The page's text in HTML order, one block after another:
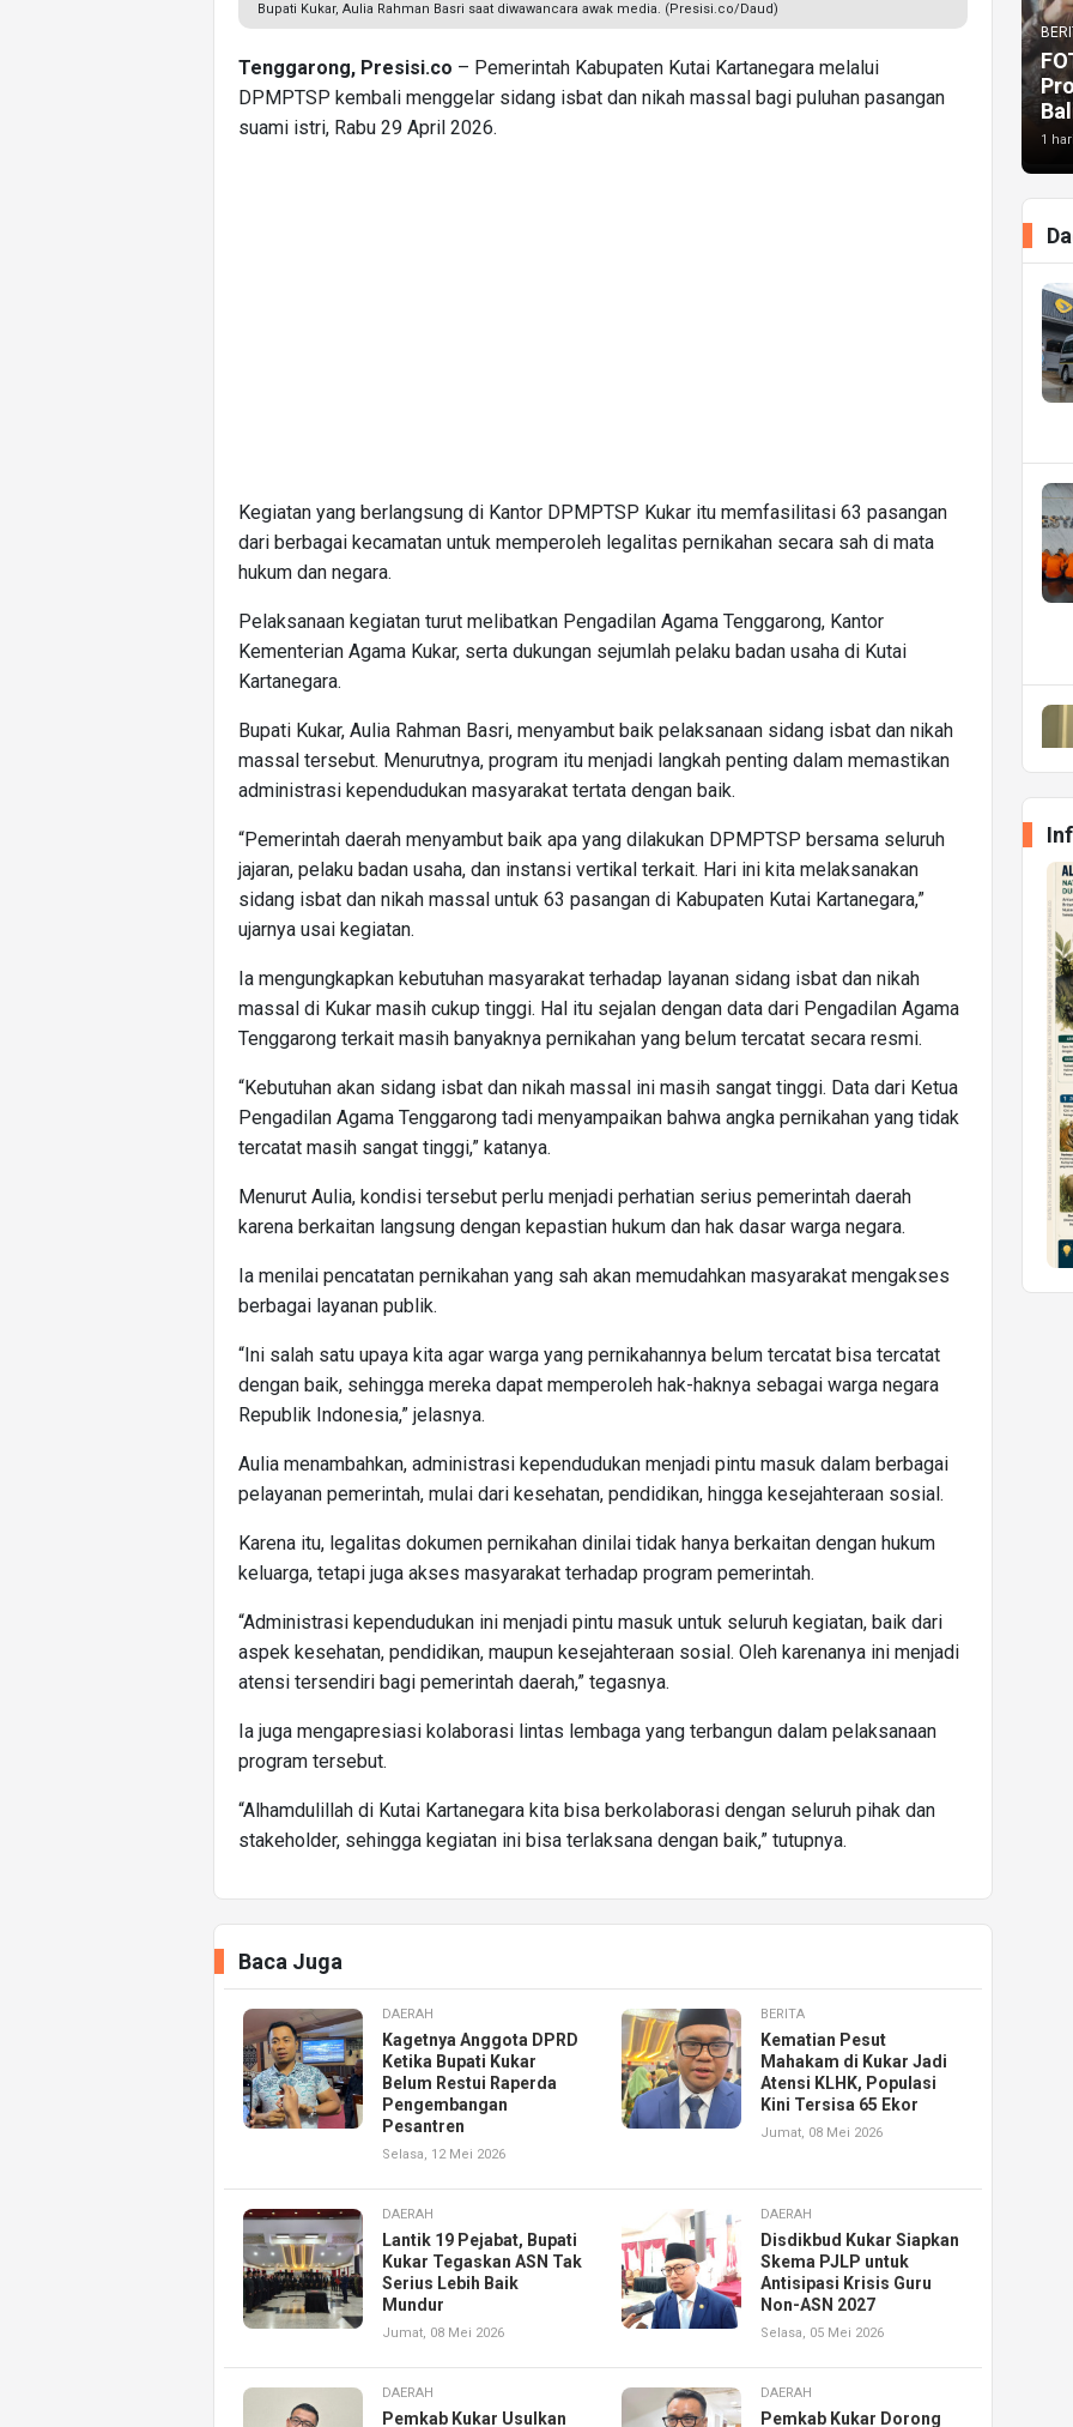
Bupati Kukar, Aulia Rahman Basri saat diwawancara awak media. (Presisi.co/Daud)
Tenggarong, Presisi.co – Pemerintah Kabupaten Kutai Kartanegara melalui
DPMPTSP kembali menggelar sidang isbat dan nikah massal bagi puluhan pasangan
suami istri, Rabu 29 April 2026.
Kegiatan yang berlangsung di Kantor DPMPTSP Kukar itu memfasilitasi 63 pasangan
dari berbagai kecamatan untuk memperoleh legalitas pernikahan secara sah di mata
hukum dan negara.
Pelaksanaan kegiatan turut melibatkan Pengadilan Agama Tenggarong, Kantor
Kementerian Agama Kukar, serta dukungan sejumlah pelaku badan usaha di Kutai
Kartanegara.
Bupati Kukar, Aulia Rahman Basri, menyambut baik pelaksanaan sidang isbat dan nikah
massal tersebut. Menurutnya, program itu menjadi langkah penting dalam memastikan
administrasi kependudukan masyarakat tertata dengan baik.
“Pemerintah daerah menyambut baik apa yang dilakukan DPMPTSP bersama seluruh
jajaran, pelaku badan usaha, dan instansi vertikal terkait. Hari ini kita melaksanakan
sidang isbat dan nikah massal untuk 63 pasangan di Kabupaten Kutai Kartanegara,”
ujarnya usai kegiatan.
Ia mengungkapkan kebutuhan masyarakat terhadap layanan sidang isbat dan nikah
massal di Kukar masih cukup tinggi. Hal itu sejalan dengan data dari Pengadilan Agama
Tenggarong terkait masih banyaknya pernikahan yang belum tercatat secara resmi.
“Kebutuhan akan sidang isbat dan nikah massal ini masih sangat tinggi. Data dari Ketua
Pengadilan Agama Tenggarong tadi menyampaikan bahwa angka pernikahan yang tidak
tercatat masih sangat tinggi,” katanya.
Menurut Aulia, kondisi tersebut perlu menjadi perhatian serius pemerintah daerah
karena berkaitan langsung dengan kepastian hukum dan hak dasar warga negara.
Ia menilai pencatatan pernikahan yang sah akan memudahkan masyarakat mengakses
berbagai layanan publik.
“Ini salah satu upaya kita agar warga yang pernikahannya belum tercatat bisa tercatat
dengan baik, sehingga mereka dapat memperoleh hak-haknya sebagai warga negara
Republik Indonesia,” jelasnya.
Aulia menambahkan, administrasi kependudukan menjadi pintu masuk dalam berbagai
pelayanan pemerintah, mulai dari kesehatan, pendidikan, hingga kesejahteraan sosial.
Karena itu, legalitas dokumen pernikahan dinilai tidak hanya berkaitan dengan hukum
keluarga, tetapi juga akses masyarakat terhadap program pemerintah.
“Administrasi kependudukan ini menjadi pintu masuk untuk seluruh kegiatan, baik dari
aspek kesehatan, pendidikan, maupun kesejahteraan sosial. Oleh karenanya ini menjadi
atensi tersendiri bagi pemerintah daerah,” tegasnya.
Ia juga mengapresiasi kolaborasi lintas lembaga yang terbangun dalam pelaksanaan
program tersebut.
“Alhamdulillah di Kutai Kartanegara kita bisa berkolaborasi dengan seluruh pihak dan
stakeholder, sehingga kegiatan ini bisa terlaksana dengan baik,” tutupnya.
Baca Juga
DAERAH
Kagetnya Anggota DPRD
Ketika Bupati Kukar
Belum Restui Raperda
Pengembangan
Pesantren
Selasa, 12 Mei 2026
BERITA
Kematian Pesut
Mahakam di Kukar Jadi
Atensi KLHK, Populasi
Kini Tersisa 65 Ekor
Jumat, 08 Mei 2026
DAERAH
Lantik 19 Pejabat, Bupati
Kukar Tegaskan ASN Tak
Serius Lebih Baik
Mundur
Jumat, 08 Mei 2026
DAERAH
Disdikbud Kukar Siapkan
Skema PJLP untuk
Antisipasi Krisis Guru
Non-ASN 2027
Selasa, 05 Mei 2026
DAERAH
Pemkab Kukar Usulkan
DAERAH
Pemkab Kukar Dorong
1